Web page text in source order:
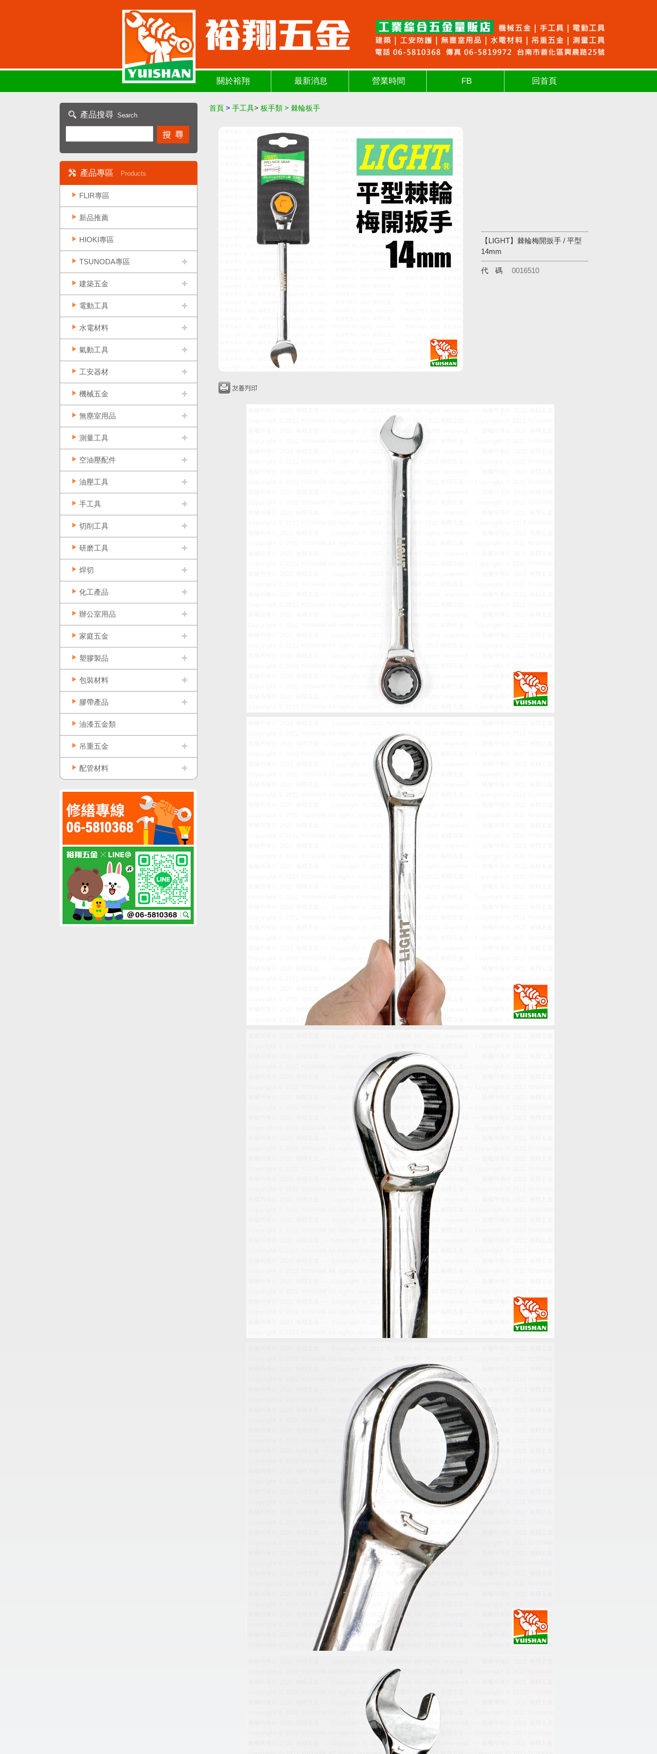
關於裕翔 最新消息 營業時間 FB 回首頁
產品搜尋 Search
產品專區 Products
FLIR專區
新品推薦
HIOKI專區
TSUNODA專區
建築五金
電動工具
水電材料
氣動工具
工安器材
機械五金
無塵室用品
測量工具
空油壓配件
油壓工具
手工具
切削工具
研磨工具
焊切
化工產品
辦公室用品
家庭五金
塑膠製品
包裝材料
膠帶產品
油漆五金類
吊重五金
配管材料
首頁 > 手工具> 板手類 > 棘輪板手
【LIGHT】棘輪梅開扳手 / 平型
14mm
代碼 0016510